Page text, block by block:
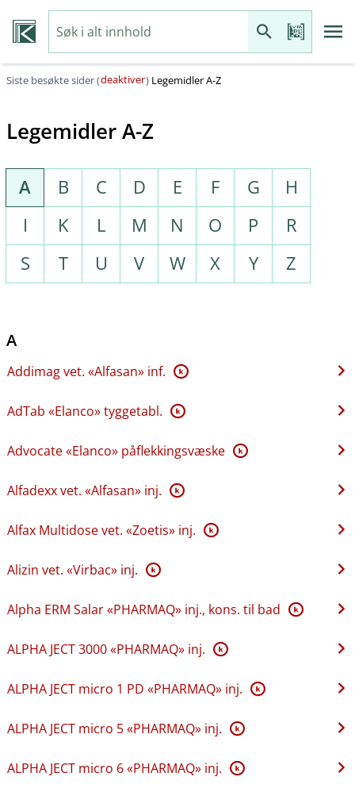
Siste besøkte sider (deaktiver) Legemidler A-Z
Legemidler A-Z
A B C D E F G
H
I
K L M N O P
R
S
T U V W X Y Z
A
Addimag vet. «Alfasan» inf. K
AdTab «Elanco» tyggetabl. K
Advocate «Elanco» påflekkingsvæske K
Alfadexx vet. «Alfasan» inj. K
Alfax Multidose vet. «Zoetis» inj. K
Alizin vet. «Virbac» inj. K
Alpha ERM Salar «PHARMAQ» inj., kons. til bad K
ALPHA JECT 3000 «PHARMAQ» inj. K
ALPHA JECT micro 1 PD «PHARMAQ» inj. K
ALPHA JECT micro 5 «PHARMAQ» inj. K
ALPHA JECT micro 6 «PHARMAQ» inj. K